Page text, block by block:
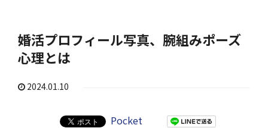
婚活プロフィール写真、腕組みポーズ
心理とは
2024.01.10
Pocket